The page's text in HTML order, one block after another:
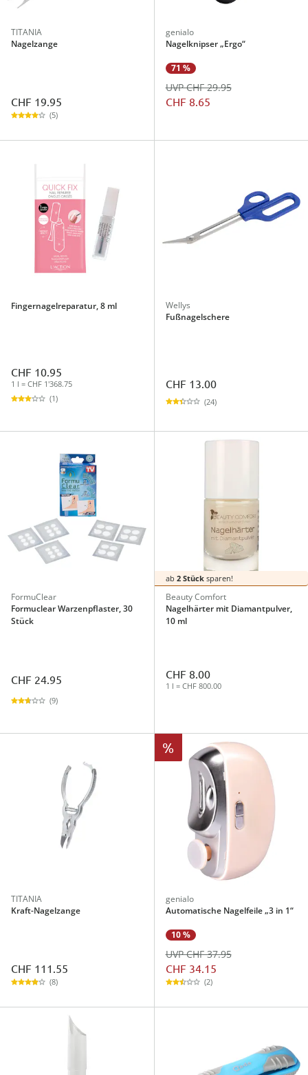
TITANIA
Nagelzange
CHF 19.95
(5)
genialo
Nagelknipser „Ergo“
71 %
CHF 8.65
UVP CHF 29.95
Fingernagelreparatur, 8 ml
CHF 10.95
1 l = CHF 1'368.75
(1)
Wellys
Fußnagelschere
CHF 13.00
(24)
FormuClear
Formuclear Warzenpflaster, 30
Stück
CHF 24.95
(9)
ab 2 Stücksparen!
Beauty Comfort
Nagelhärter mit Diamantpulver,
10 ml
CHF 8.00
1 l = CHF 800.00
TITANIA
Kraft-Nagelzange
CHF 111.55
(8)
%
genialo
Automatische Nagelfeile „3 in 1“
10 %
CHF 34.15
UVP CHF 37.95
(2)